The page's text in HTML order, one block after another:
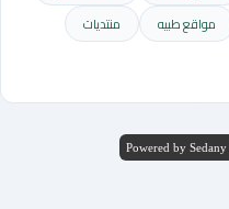
مواقع طبيه
منتديات
Powered by